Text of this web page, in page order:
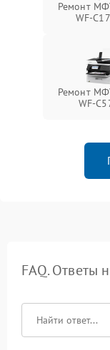
Ремонт
WF-
Ремонт
WF-
FAQ. Ответы